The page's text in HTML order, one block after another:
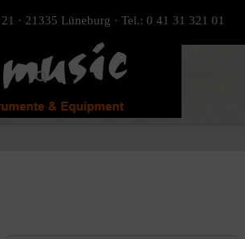
· 21335 Lüneburg · Tel.: 0 41 31 321 01